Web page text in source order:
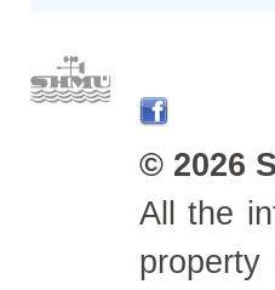
© 2026
All the